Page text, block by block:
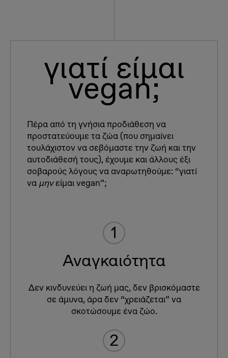
γιατί είμαι
vegan;
Πέρα από τη γνήσια προδιάθεση να
προστατεύουμε τα ζώα (που σημαίνει
τουλάχιστον να σεβόμαστε την ζωή και την
αυτοδιάθεσή τους), έχουμε και άλλους έξι
σοβαρούς λόγους να αναρωτηθούμε: “γιατί
να μηνείμαι vegan”;
1
Αναγκαιότητα
Δεν κινδυνεύει η ζωή μας, δεν βρισκόμαστε
σε άμυνα, άρα δεν “χρειάζεται” να
σκοτώσουμε ένα ζώο.
2